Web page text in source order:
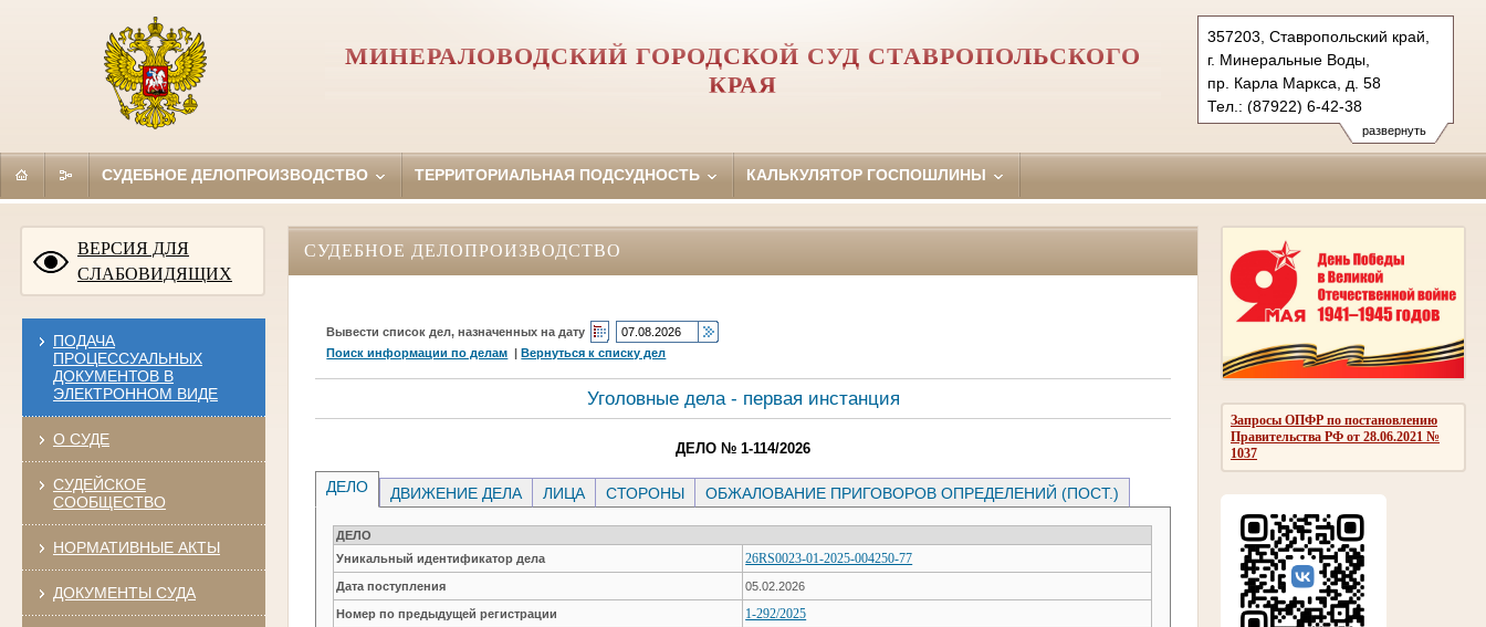
развернуть
357203, Ставропольский край,
г. Минеральные Воды,
пр. Карла Маркса, д. 58
Тел.: (87922) 6-42-38
6-43-89 (ф.)
mineralovodsky.stv@sudrf.ru
МИНЕРАЛОВОДСКИЙ ГОРОДСКОЙ СУД СТАВРОПОЛЬСКОГО
КРАЯ
СУДЕБНОЕ ДЕЛОПРОИЗВОДСТВО ТЕРРИТОРИАЛЬНАЯ ПОДСУДНОСТЬ КАЛЬКУЛЯТОР ГОСПОШЛИНЫ
ВЕРСИЯ ДЛЯ
СЛАБОВИДЯЩИХ
ПОДАЧА
ПРОЦЕССУАЛЬНЫХ
ДОКУМЕНТОВ В
ЭЛЕКТРОННОМ ВИДЕ
О СУДЕ
СУДЕЙСКОЕ
СООБЩЕСТВО
НОРМАТИВНЫЕ АКТЫ
ДОКУМЕНТЫ СУДА
Запросы ОПФР по постановлению
Правительства РФ от 28.06.2021 №
1037
СУДЕБНОЕ ДЕЛОПРОИЗВОДСТВО
Вывести список дел, назначенных на дату
Поиск информации по делам |Вернуться к списку дел
Уголовные дела - первая инстанция
ДЕЛО № 1-114/2026
ДЕЛО ДВИЖЕНИЕ ДЕЛА ЛИЦА СТОРОНЫ ОБЖАЛОВАНИЕ ПРИГОВОРОВ ОПРЕДЕЛЕНИЙ (ПОСТ.)
ДЕЛО
Уникальный идентификатор дела
26RS0023-01-2025-004250-77
Дата поступления 05.02.2026
Номер по предыдущей регистрации 1-292/2025